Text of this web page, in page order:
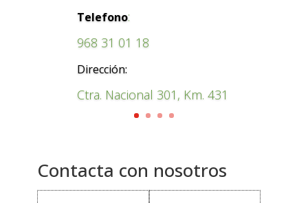
Telefono:
968 31 01 18
Dirección:
Ctra. Nacional 301, Km. 431
Contacta con nosotros